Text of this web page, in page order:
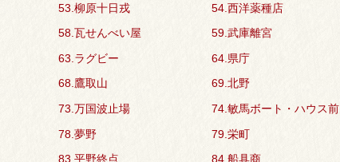
53.柳原十日戎 54.西洋薬種店
58.瓦せんべい屋 59.武庫離宮
63.ラグビー 64.県庁
68.鷹取山 69.北野
73.万国波止場 74.敏馬ボート・ハウス前
78.夢野 79.栄町
83.平野終点 84.船具商